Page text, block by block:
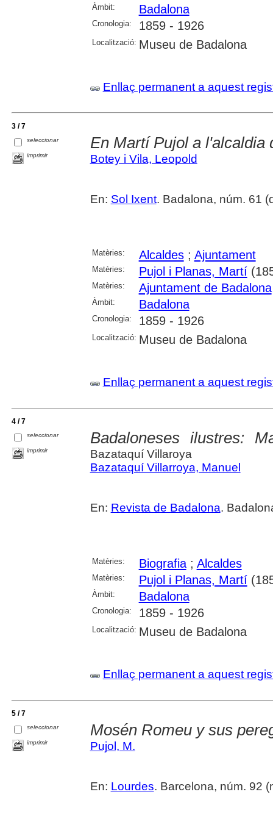
Àmbit: Badalona
Cronologia: 1859 - 1926
Localització: Museu de Badalona
Enllaç permanent a aquest
3 / 7
seleccionar
imprimir
En Martí Pujol a l'alcaldia
Botey i Vila, Leopold
En: Sol Ixent. Badalona, núm. 61
Matèries: Alcaldes; Ajuntament
Matèries: Pujol i Planas, Martí
Matèries: Ajuntament de Badalona
Àmbit: Badalona
Cronologia: 1859 - 1926
Localització: Museu de Badalona
Enllaç permanent a aquest
4 / 7
seleccionar
imprimir
Badaloneses ilustres:
Bazataquí Villaroya
Bazataquí Villarroya, Manuel
En: Revista de Badalona.
Matèries: Biografia; Alcaldes
Matèries: Pujol i Planas, Martí
Àmbit: Badalona
Cronologia: 1859 - 1926
Localització: Museu de Badalona
Enllaç permanent a aquest
5 / 7
seleccionar
imprimir
Mosén Romeu y sus
Pujol, M.
En: Lourdes. Barcelona, núm. 92